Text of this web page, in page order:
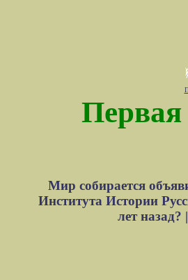
Первая
Мир собирается
Института Истории
лет назад? |